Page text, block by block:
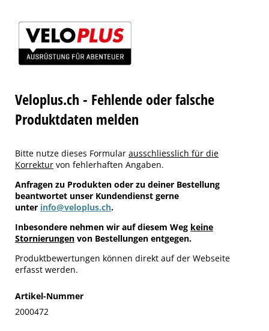
Veloplus.ch - Fehlende oder falsche
Produktdaten melden
Bitte nutze dieses Formular ausschliesslich für die
Korrektur von fehlerhaften Angaben.
Anfragen zu Produkten oder zu deiner Bestellung
beantwortet unser Kundendienst gerne
unter info@veloplus.ch.
Inbesondere nehmen wir auf diesem Weg keine
Stornierungen von Bestellungen entgegen.
Produktbewertungen können direkt auf der Webseite
erfasst werden.
Artikel-Nummer
2000472